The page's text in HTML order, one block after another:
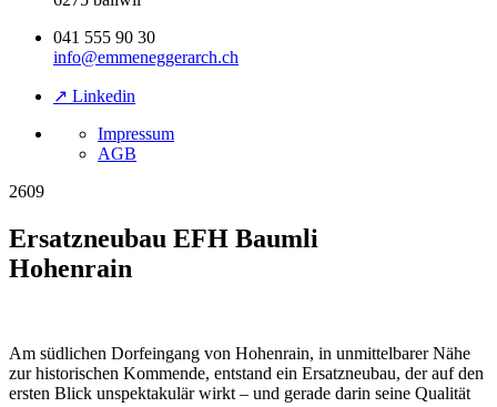
041 555 90 30
info@emmeneggerarch.ch
↗ Linkedin
Impressum
AGB
2609
Ersatzneubau EFH Baumli
Hohenrain
Am südlichen Dorfeingang von Hohenrain, in unmittelbarer Nähe
zur historischen Kommende, entstand ein Ersatzneubau, der auf den
ersten Blick unspektakulär wirkt – und gerade darin seine Qualität